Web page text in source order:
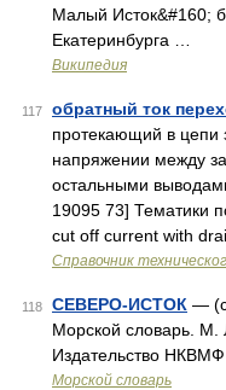
Малый Исток&#160;
Екатеринбурга …
Википедия
117 обратный ток
протекающий в цепи
напряжении между
остальными
19095 73] Тематики
cut off current with
Справочник
118 СЕВЕРО-ИСТОК —
Морской словарь. М.
Издательство
Морской словарь